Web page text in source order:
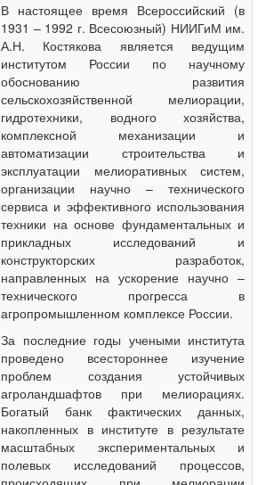
В настоящее время Всероссийский (в
1931 – 1992 г. Всесоюзный) НИИГиМ им.
А.Н. Костякова является ведущим
институтом России по научному
обоснованию развития
сельскохозяйственной мелиорации,
гидротехники, водного хозяйства,
комплексной механизации и
автоматизации строительства и
эксплуатации мелиоративных систем,
организации научно – технического
сервиса и эффективного использования
техники на основе фундаментальных и
прикладных исследований и
конструкторских разработок,
направленных на ускорение научно –
технического прогресса в
агропромышленном комплексе России.
За последние годы учеными института
проведено всестороннее изучение
проблем создания устойчивых
агроландшафтов при мелиорациях.
Богатый банк фактических данных,
накопленных в институте в результате
масштабных экспериментальных и
полевых исследований процессов,